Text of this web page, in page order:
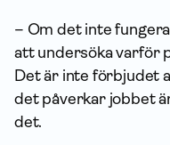
– Om det inte
att undersöka varför
Det är inte förbjudet
det påverkar jobbet
det.